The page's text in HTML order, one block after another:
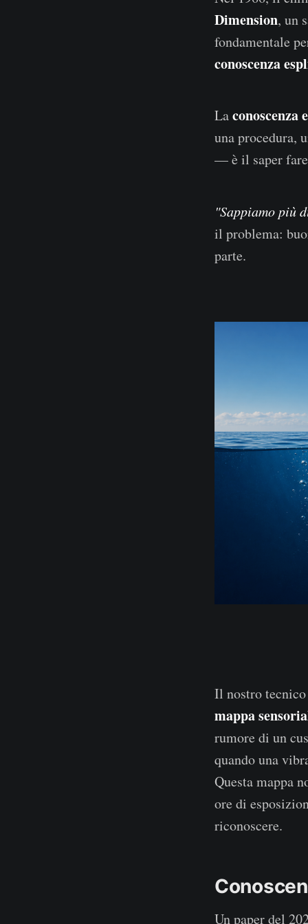
Dimension, un
fondamentale
conoscenza
Laconoscenza
una procedura,
— è il saper
"Sappiamo più
il problema:
parte.
Il nostro
mappa
rumore di un
quando una
Questa mappa
ore di
riconoscere.
Un paper del